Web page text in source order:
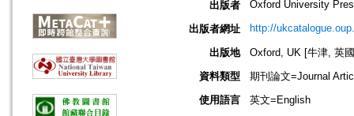
出版者 Oxford University
出版者網址 http://
出版地
Oxford, UK [牛津, 英
資料類型
期刊論文=Journal
使用語言
英文=English